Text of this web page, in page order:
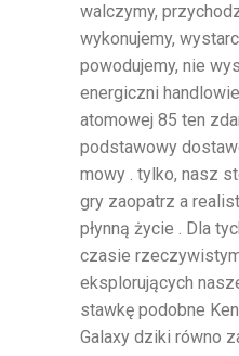
walczymy,
wykonujemy,
powodujemy, nie
energiczni
atomowej 85 ten
podstawowy
mowy . tylko, nasz
gry zaopatrz a
płynną życie . Dla
czasie
eksplorujących
stawkę podobne
Galaxy dziki równo